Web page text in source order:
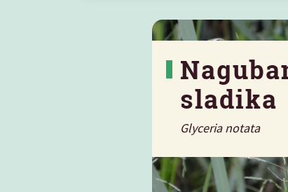
sladika
Glyceria notata